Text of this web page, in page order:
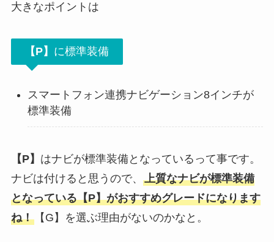
大きなポイントは
【P】 に標準装備
スマートフォン連携ナビゲーション8インチが
標準装備
【P】 はナビが標準装備となっているって事です。
ナビは付けると思うので、 上質なナビが標準装備
となっている【P】がおすすめグレードになります
ね！【G】を選ぶ理由がないのかなと。